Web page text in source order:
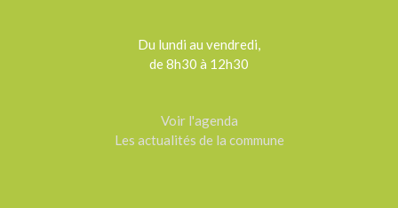
Du lundi au vendredi,
de 8h30 à 12h30
Voir l'agenda
Les actualités de la commune